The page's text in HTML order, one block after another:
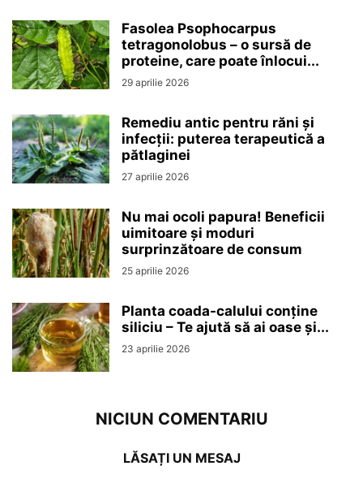
Fasolea Psophocarpus
tetragonolobus – o sursă de
proteine, care poate înlocui...
29 aprilie 2026
Remediu antic pentru răni și
infecții: puterea terapeutică a
pătlaginei
27 aprilie 2026
Nu mai ocoli papura! Beneficii
uimitoare și moduri
surprinzătoare de consum
25 aprilie 2026
Planta coada-calului conține
siliciu – Te ajută să ai oase și...
23 aprilie 2026
NICIUN COMENTARIU
LĂSAȚI UN MESAJ